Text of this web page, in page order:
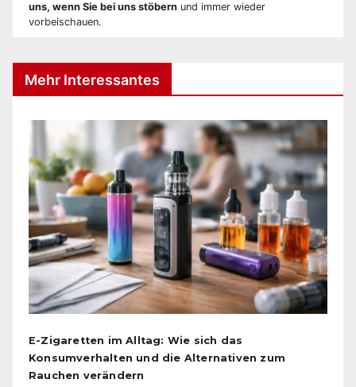
uns, wenn Sie bei uns stöbern und immer wieder
vorbeischauen.
Mehr Interessantes
E-Zigaretten im Alltag: Wie sich das
Konsumverhalten und die Alternativen zum
Rauchen verändern